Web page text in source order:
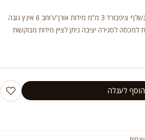
קיט קופסה עם מכסה עליון נשלף ציפבורד 3 מ”מ מידות אורך/רוחב 6 אינץ גובה
למכסה לסגירה יציבה ניתן לציין מידות מבוקשות
הוסף לעגלה